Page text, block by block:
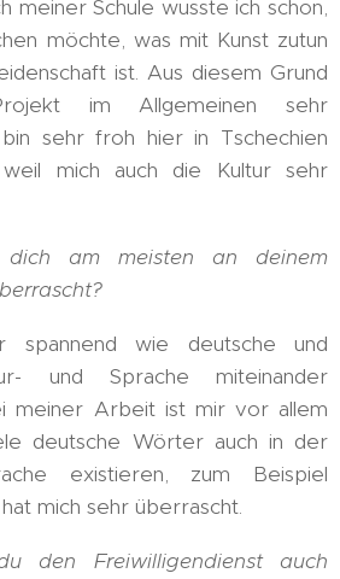
meiner Schule wusste ich schon,
möchte, was mit Kunst zutun
ist. Aus diesem Grund
im Allgemeinen sehr
sehr froh hier in Tschechien
mich auch die Kultur sehr
am meisten an deinem
wie deutsche und
und Sprache miteinander
meiner Arbeit ist mir vor allem
deutsche Wörter auch in der
existieren, zum Beispiel
mich sehr überrascht.
den Freiwilligendienst auch